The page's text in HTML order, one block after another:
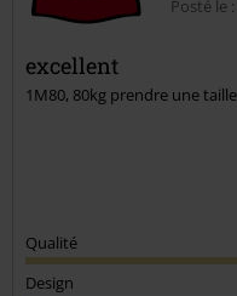
Posté le
excellent
1M80, 80kg prendre une
Qualité
Design